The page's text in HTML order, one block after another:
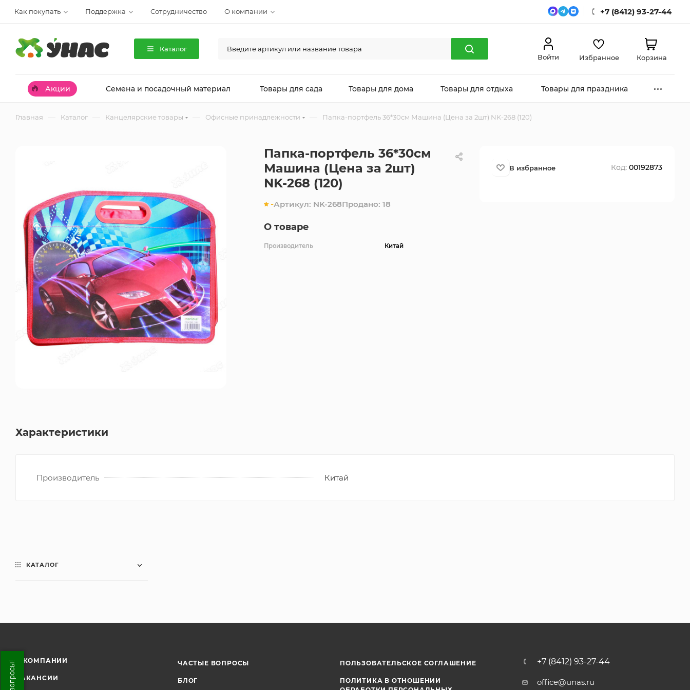
Как покупать Поддержка Сотрудничество О компании +7 (8412) 93-27-44
Каталог
Войти
Избранное Корзина
Акции Семена и посадочный материал Товары для сада Товары для дома Товары для отдыха Товары для праздника
Главная — Каталог — Канцелярские товары — Офисные принадлежности — Папка-портфель 36*30см Машина (Цена за 2шт) NK-268 (120)
Папка-портфель 36*30см
Машина (Цена за 2шт)
NK-268 (120)
-Артикул: NK-268Продано: 18
О товаре
Производитель Китай
Код: 00192873
Характеристики
Производитель Китай
КАТАЛОГ
О КОМПАНИИ
ВАКАНСИИ
ЧАСТЫЕ ВОПРОСЫ
БЛОГ
ПОЛЬЗОВАТЕЛЬСКОЕ СОГЛАШЕНИЕ
ПОЛИТИКА В ОТНОШЕНИИ
+7 (8412) 93-27-44
office@unas.ru